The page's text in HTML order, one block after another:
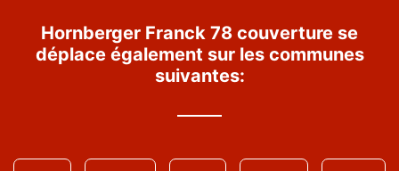
Hornberger Franck 78 couverture se
déplace également sur les communes
suivantes: